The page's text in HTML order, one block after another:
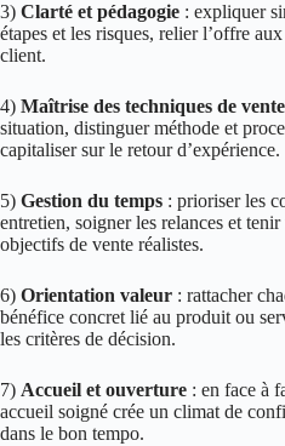
3) Clarté et pédagogie : expliquer
étapes et les risques, relier l’offre
client.
4) Maîtrise des techniques de vente
situation, distinguer méthode et
capitaliser sur le retour d’expérience.
5) Gestion du temps : prioriser les
entretien, soigner les relances et
objectifs de vente réalistes.
6) Orientation valeur : rattacher
bénéfice concret lié au produit ou
les critères de décision.
7) Accueil et ouverture : en face à
accueil soigné crée un climat de
dans le bon tempo.